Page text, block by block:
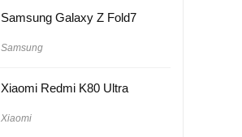
Samsung Galaxy Z Fold7
Samsung
Xiaomi Redmi K80 Ultra
Xiaomi